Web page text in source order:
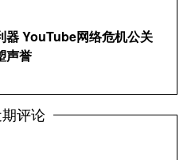
器 YouTube网络危机公关
声誉
评论